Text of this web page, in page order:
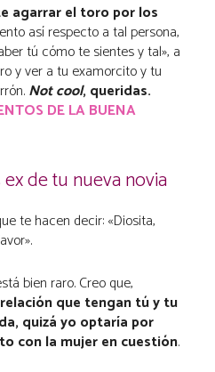
agarrar el toro por los
así respecto a tal persona,
tú cómo te sientes y tal», a
y ver a tu examorcito y tu
Not cool, queridas.
DE LA BUENA
de tu nueva novia
te hacen decir: «Diosita,
bien raro. Creo que,
que tengan tú y tu
quizá yo optaría por
con la mujer en cuestión.